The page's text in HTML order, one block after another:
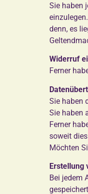
Sie haben
denn, es
Widerruf
Ferner
Sie haben
Sie haben
Ferner
soweit
Möchten
Erstellung
Bei jedem